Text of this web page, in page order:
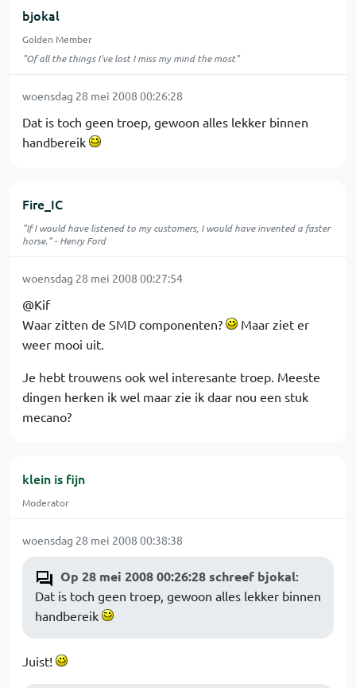
bjokal
Golden Member
"Of all the things I've lost I miss my mind the most"
woensdag 28 mei 2008 00:26:28
Dat is toch geen troep, gewoon alles lekker binnen
handbereik
Fire_IC
"If I would have listened to my customers, I would have invented a faster
horse." - Henry Ford
woensdag 28 mei 2008 00:27:54
@Kif
Waar zitten de SMD componenten?
Maar ziet er
weer mooi uit.
Je hebt trouwens ook wel interesante troep. Meeste
dingen herken ik wel maar zie ik daar nou een stuk
mecano?
klein is fijn
Moderator
woensdag 28 mei 2008 00:38:38
Op 28 mei 2008 00:26:28 schreef bjokal:
Dat is toch geen troep, gewoon alles lekker binnen
handbereik
Juist!